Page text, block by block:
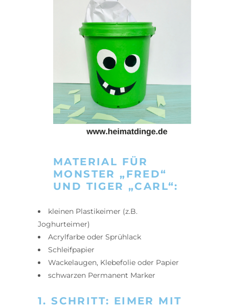
MATERIAL FÜR
MONSTER „FRED“
UND TIGER „CARL“:
kleinen Plastikeimer (z.B.
Joghurteimer)
Acrylfarbe oder Sprühlack
Schleifpapier
Wackelaugen, Klebefolie oder Papier
schwarzen Permanent Marker
1. SCHRITT: EIMER MIT